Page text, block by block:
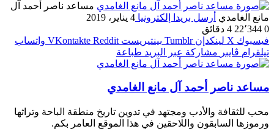
مساعد ناصر أحمد آل
مانع الغامدي أرسل بريدا إلكترونيا 4 يناير، 2019
0
4 دقائق
فيسبوك ‫X لينكدإن بينتيريست
واتساب
تيلقرام ڤايبر مشاركة عبر البريد طباعة
مساعد ناصر أحمد آل مانع الغامدي
محب للثقافة والأدب ومجتهد في تدوين تاريخ منطقة الباحة وتراثها
ورموزها السابقون واللاحقين في هذا الموقع العامر بكم.